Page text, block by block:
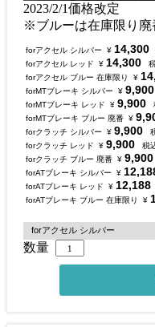
2023/2/1価格改定
※ブルーは在庫限り廃
forアクセル シルバー ¥ 14,300
forアクセル レッド
¥ 14,300
forアクセル ブルー 在庫限り
¥
forMTブレーキ シルバー
¥ 9,900
forMTブレーキ レッド
¥ 9,900
forMTブレーキ ブルー 廃番 ¥
forクラッチ シルバー
¥ 9,900
forクラッチ レッド
¥ 9,900
税
forクラッチ ブルー 廃番 ¥ 9,900
forATブレーキ シルバー
¥
forATブレーキ レッド
¥ 12,188
forATブレーキ ブルー 在庫限り
¥
数量